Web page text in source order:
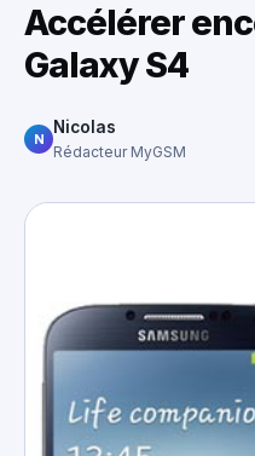
Accélérer
Galaxy S4
N
Nicolas
Rédacteur MyGSM